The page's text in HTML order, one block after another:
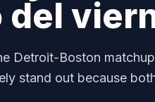
del
Detroit-Boston
stand out because